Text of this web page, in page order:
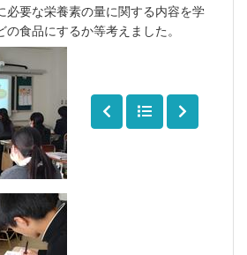
必要な栄養素の量に関する内容を学
食品にするか等考えました。